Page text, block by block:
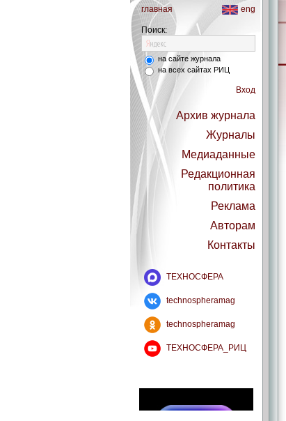
главная eng
Поиск:
на сайте журнала
на всех сайтах РИЦ
Вход
Архив журнала
Журналы
Медиаданные
Редакционная
политика
Реклама
Авторам
Контакты
ТЕХНОСФЕРА
technospheramag
technospheramag
ТЕХНОСФЕРА_РИЦ